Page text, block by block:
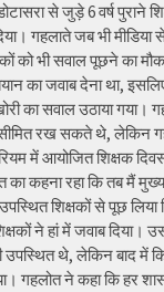
से जुड़े 6 वर्ष पुराने
गहलाते जब भी
को भी सवाल पूछने का
का जवाब देना था,
का सवाल उठाया गया।
रख सकते थे, लेकिन
में आयोजित शिक्षक
कहना रहा कि तब मैं
शिक्षकों से पूछ लिया
ने हां में जवाब दिया।
उपस्थित थे, लेकिन बाद में
गहलोत ने कहा कि हर